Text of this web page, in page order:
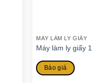
MÁY LÀM LY GIẤY
Máy làm ly giấy
Báo giá